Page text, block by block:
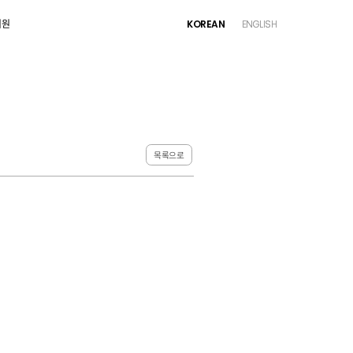
KOREAN ENGLISH
KOREAN ENGLISH
목록으로